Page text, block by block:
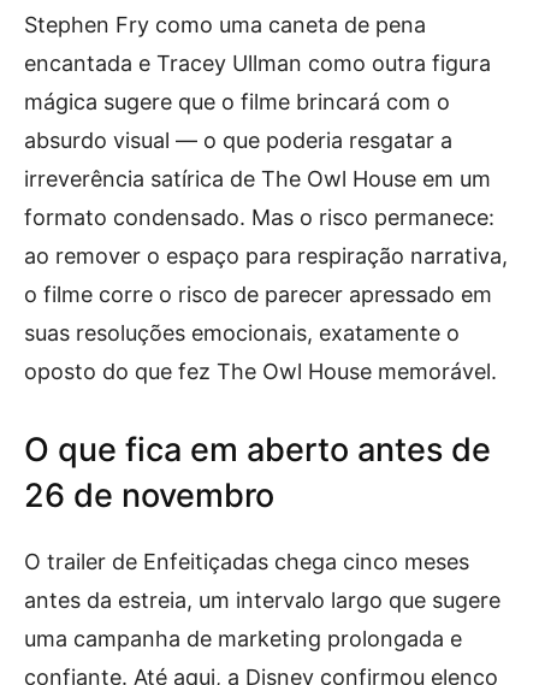
Stephen Fry como uma caneta de pena
encantada e Tracey Ullman como outra figura
mágica sugere que o filme brincará com o
absurdo visual — o que poderia resgatar a
irreverência satírica de The Owl House em um
formato condensado. Mas o risco permanece:
ao remover o espaço para respiração narrativa,
o filme corre o risco de parecer apressado em
suas resoluções emocionais, exatamente o
oposto do que fez The Owl House memorável.
O que fica em aberto antes de
26 de novembro
O trailer de Enfeitiçadas chega cinco meses
antes da estreia, um intervalo largo que sugere
uma campanha de marketing prolongada e
confiante. Até aqui, a Disney confirmou elenco